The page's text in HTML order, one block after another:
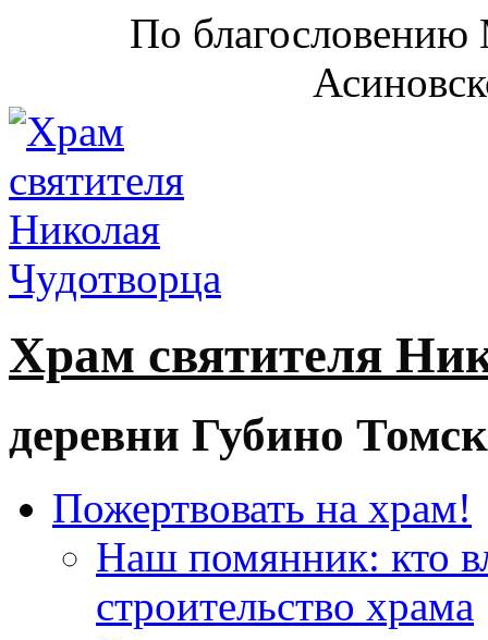
По благословению
Храм святителя
деревни Губино
Пожертвовать на храм!
Наш помянник: кто
строительство храма